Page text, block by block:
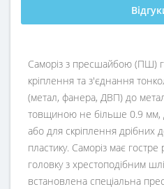
Саморіз з пресшайбою (ПШ)
кріплення та з'єднання
(метал, фанера, ДВП) до
товщиною не більше 0.9 мм,
або для скріплення дрібних
пластику. Саморіз має гостре
головку з хрестоподібним
встановлена ​​спеціальна